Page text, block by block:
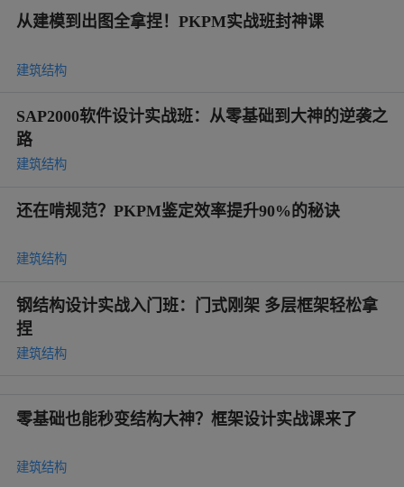
从建模到出图全拿捏！PKPM实战班封神课
建筑结构
SAP2000软件设计实战班：从零基础到大神的逆袭之
路
建筑结构
还在啃规范？PKPM鉴定效率提升90%的秘诀
建筑结构
钢结构设计实战入门班：门式刚架 多层框架轻松拿
捏
建筑结构
零基础也能秒变结构大神？框架设计实战课来了
建筑结构